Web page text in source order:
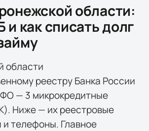
области:
и как списать долг
области
реестру Банка России
— 3 микрокредитные
Ниже — их реестровые
телефоны. Главное